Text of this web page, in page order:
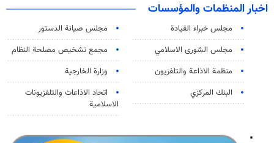
اخبار المنظمات والمؤسسات
مجلس خبراء القيادة
مجلس صيانة الدستور
مجلس الشورى الاسلامي
مجمع تشخيص مصلحة النظام
منظمة الاذاعة والتلفزیون
وزارة الخارجية
البنك المركزي
اتحاد الاذاعات والتلفزيونات
الاسلامية